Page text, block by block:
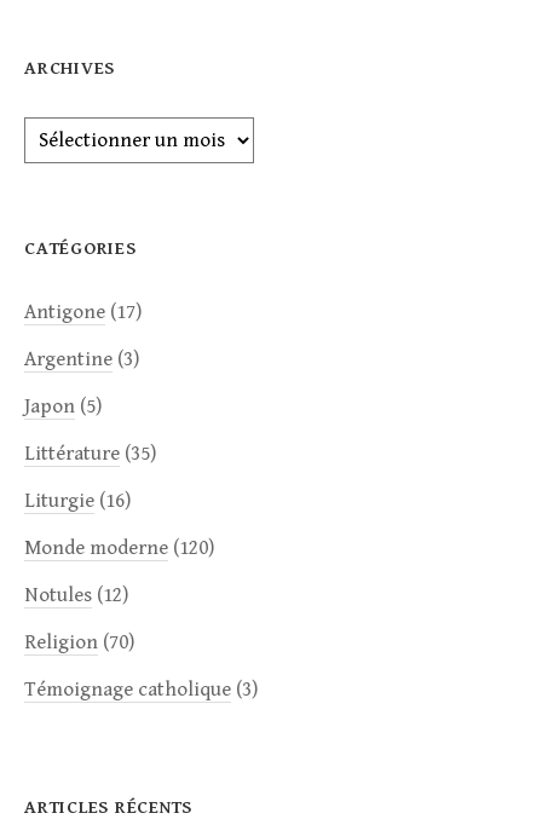
ARCHIVES
Archives
CATÉGORIES
Antigone (17)
Argentine (3)
Japon (5)
Littérature (35)
Liturgie (16)
Monde moderne (120)
Notules (12)
Religion (70)
Témoignage catholique (3)
ARTICLES RÉCENTS